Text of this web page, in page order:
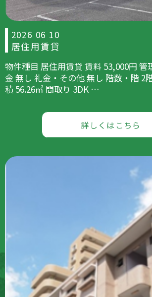
2026 06 10
居住用賃貸
物件種目 居住用賃貸 賃料 53,000円 管
金 無し 礼金・その他 無し 階数・階 2
積 56.26㎡ 間取り 3DK …
詳しくはこちら